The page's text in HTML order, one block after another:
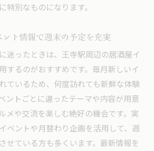
特別なものになります。
ト情報で週末の予定を充実
迷ったときは、王寺駅周辺の居酒屋イ
するのがおすすめです。毎月新しいイ
ているため、何度訪れても新鮮な体験
ントごとに違ったテーマや内容が用意
メや交流を楽しむ絶好の機会です。実
ベントや月替わり企画を活用して、週
せている方も多くいます。最新情報を